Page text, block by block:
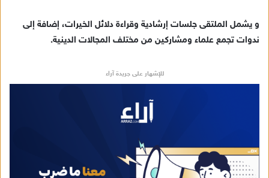
و يشمل الملتقى جلسات إرشادية وقراءة دلائل الخيرات، إضافة إلى
ندوات تجمع علماء ومشاركين من مختلف المجالات الدينية.
للإشهار على جريدة آراء